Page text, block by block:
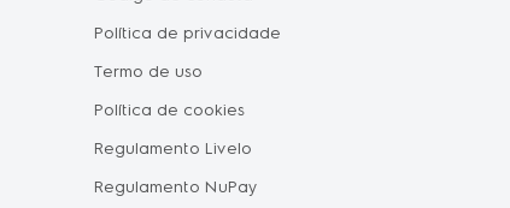
Política de privacidade
Termo de uso
Política de cookies
Regulamento Livelo
Regulamento NuPay